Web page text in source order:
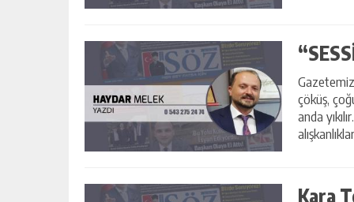
çöküş,
anda
Kara
Yusuf Yakan
NE EKTİK, NE